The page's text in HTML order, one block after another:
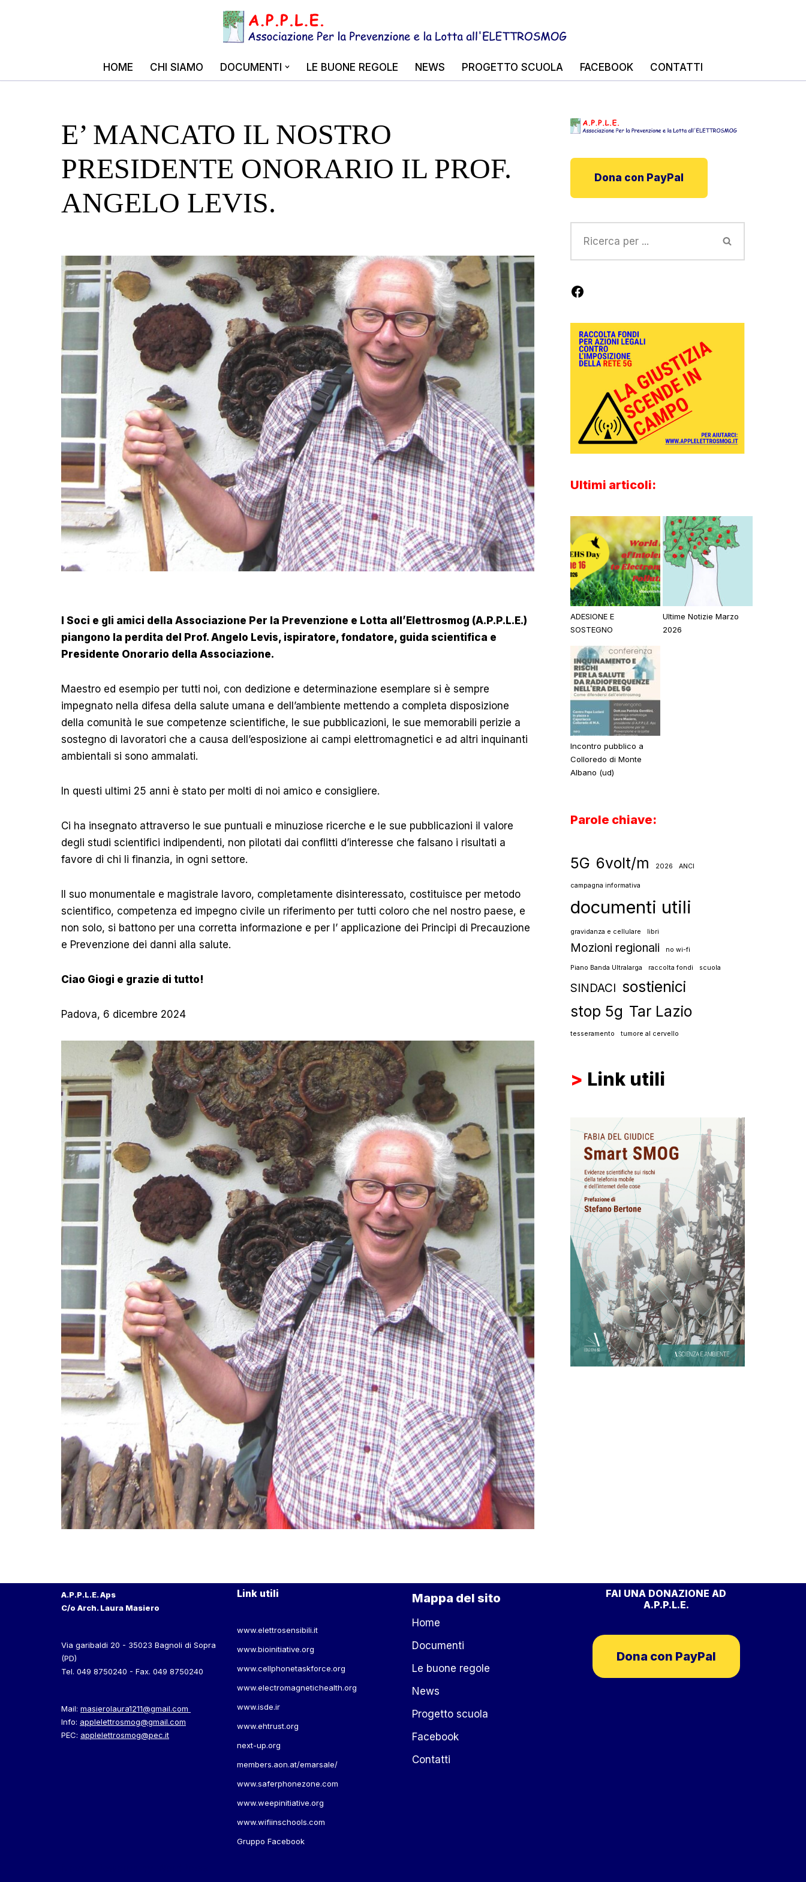
HOME CHI SIAMO DOCUMENTI LE BUONE REGOLE NEWS PROGETTO SCUOLA FACEBOOK CONTATTI
E’ MANCATO IL NOSTRO
PRESIDENTE ONORARIO IL PROF.
ANGELO LEVIS.
I Soci e gli amici della Associazione Per la Prevenzione e Lotta all’Elettrosmog (A.P.P.L.E.)
piangono la perdita del Prof. Angelo Levis, ispiratore, fondatore, guida scientifica e
Presidente Onorario della Associazione.
Maestro ed esempio per tutti noi, con dedizione e determinazione esemplare si è sempre
impegnato nella difesa della salute umana e dell’ambiente mettendo a completa disposizione
della comunità le sue competenze scientifiche, le sue pubblicazioni, le sue memorabili perizie a
sostegno di lavoratori che a causa dell’esposizione ai campi elettromagnetici e ad altri inquinanti
ambientali si sono ammalati.
In questi ultimi 25 anni è stato per molti di noi amico e consigliere.
Ci ha insegnato attraverso le sue puntuali e minuziose ricerche e le sue pubblicazioni il valore
degli studi scientifici indipendenti, non pilotati dai conflitti d’interesse che falsano i risultati a
favore di chi li finanzia, in ogni settore.
Il suo monumentale e magistrale lavoro, completamente disinteressato, costituisce per metodo
scientifico, competenza ed impegno civile un riferimento per tutti coloro che nel nostro paese, e
non solo, si battono per una corretta informazione e per l’ applicazione dei Principi di Precauzione
e Prevenzione dei danni alla salute.
Ciao Giogi e grazie di tutto!
Padova, 6 dicembre 2024
Dona con PayPal
Ultimi articoli:
ADESIONE E
SOSTEGNO
Ultime Notizie Marzo
2026
Incontro pubblico a
Colloredo di Monte
Albano (ud)
Parole chiave:
5G 6volt/m 2026 ANCI
campagna informativa
documenti utili
gravidanza e cellulare libri
Mozioni regionali no wi-fi
Piano Banda Ultralarga raccolta fondi scuola
SINDACI sostienici
stop 5g Tar Lazio
tesseramento tumore al cervello
> Link utili
A.P.P.L.E. Aps
C/o Arch. Laura Masiero
Via garibaldi 20 - 35023 Bagnoli di Sopra
(PD)
Tel. 049 8750240 - Fax. 049 8750240
Mail: masierolaura1211@gmail.com
Info: applelettrosmog@gmail.com
PEC: applelettrosmog@pec.it
Link utili
www.elettrosensibili.it
www.bioinitiative.org
www.cellphonetaskforce.org
www.electromagnetichealth.org
www.isde.ir
www.ehtrust.org
next-up.org
members.aon.at/emarsale/
www.saferphonezone.com
www.weepinitiative.org
www.wifiinschools.com
Gruppo Facebook
Mappa del sito
Home
Documenti
Le buone regole
News
Progetto scuola
Facebook
Contatti
FAI UNA DONAZIONE AD
A.P.P.L.E.
Dona con PayPal